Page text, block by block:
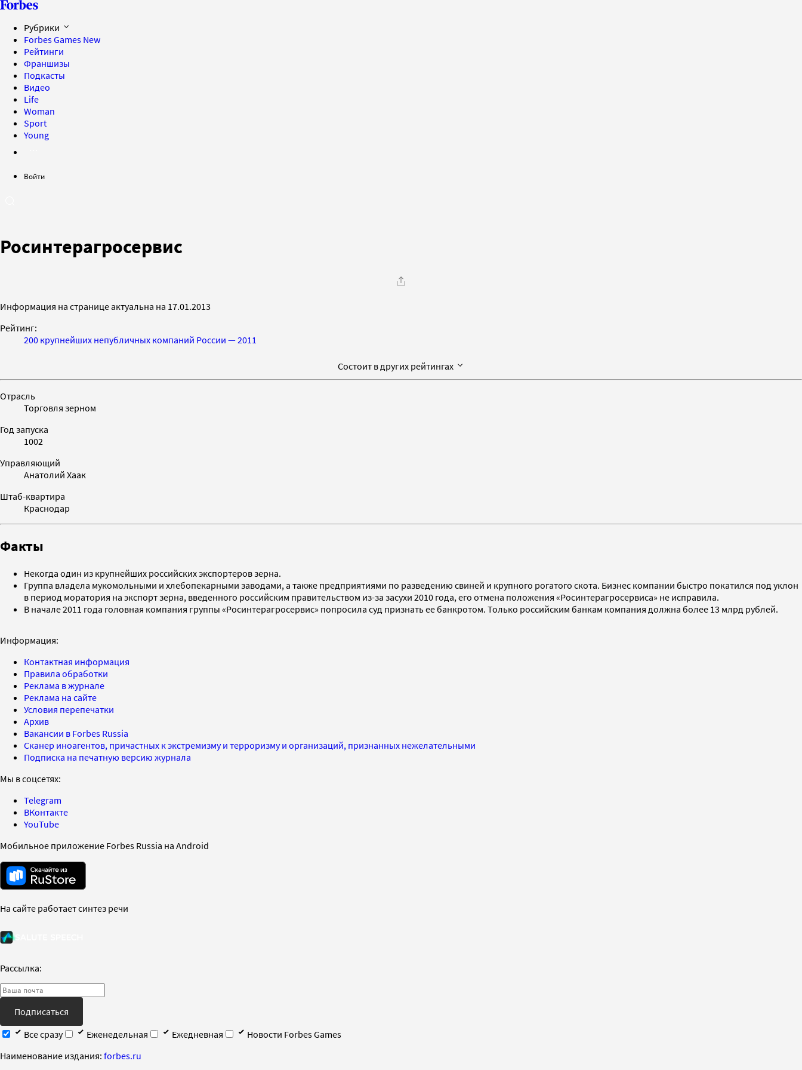
Рубрики
Forbes Games New
Рейтинги
Франшизы
Подкасты
Видео
Life
Woman
Sport
Young
Войти
Росинтерагросервис
Информация на странице актуальна на 17.01.2013
Рейтинг:
200 крупнейших непубличных компаний России — 2011
Состоит в других рейтингах
Отрасль
Торговля зерном
Год запуска
1002
Управляющий
Анатолий Хаак
Штаб-квартира
Краснодар
Факты
Некогда один из крупнейших российских экспортеров зерна.
Группа владела мукомольными и хлебопекарными заводами, а также предприятиями по разведению свиней и крупного рогатого скота. Бизнес компании быстро покатился под уклон
в период моратория на экспорт зерна, введенного российским правительством из-за засухи 2010 года, его отмена положения «Росинтерагросервиса» не исправила.
В начале 2011 года головная компания группы «Росинтерагросервис» попросила суд признать ее банкротом. Только российским банкам компания должна более 13 млрд рублей.
Информация:
Контактная информация
Правила обработки
Реклама в журнале
Реклама на сайте
Условия перепечатки
Архив
Вакансии в Forbes Russia
Сканер иноагентов, причастных к экстремизму и терроризму и организаций, признанных нежелательными
Подписка на печатную версию журнала
Мы в соцсетях:
Telegram
ВКонтакте
YouTube
Мобильное приложение Forbes Russia на Android
На сайте работает синтез речи
Рассылка:
Подписаться
Все сразу
Еженедельная Ежедневная
Новости Forbes Games
Наименование издания: forbes.ru